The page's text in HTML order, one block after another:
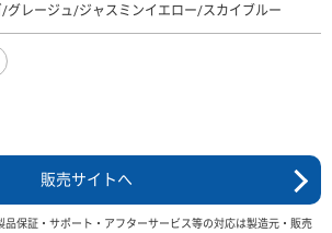
グレージュ/ジャスミンイエロー/スカイブルー
販売サイトへ
品保証・サポート・アフターサービス等の対応は製造元・販売